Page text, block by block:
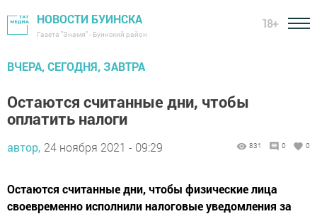
НОВОСТИ БУИНСКА
Газета "Знамя" - Буинский район
18+
ВЧЕРА, СЕГОДНЯ, ЗАВТРА
Остаются считанные дни, чтобы
оплатить налоги
автор, 24 ноября 2021 - 09:29 831 0 0
Остаются считанные дни, чтобы физические лица
своевременно исполнили налоговые уведомления за